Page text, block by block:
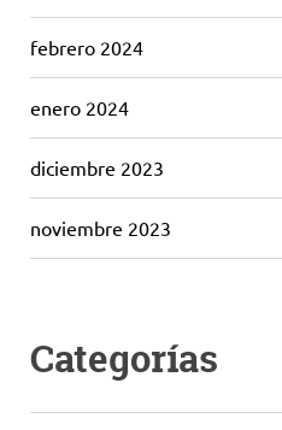
febrero 2024
enero 2024
diciembre 2023
noviembre 2023
Categorías